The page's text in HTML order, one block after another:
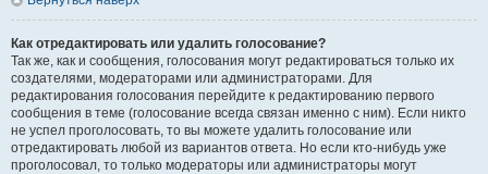
Как отредактировать или удалить голосование?
Так же, как и сообщения, голосования могут редактироваться только их
создателями, модераторами или администраторами. Для
редактирования голосования перейдите к редактированию первого
сообщения в теме (голосование всегда связан именно с ним). Если никто
не успел проголосовать, то вы можете удалить голосование или
отредактировать любой из вариантов ответа. Но если кто-нибудь уже
проголосовал, то только модераторы или администраторы могут